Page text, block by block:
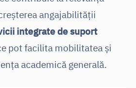
angajabilității
integrate de suport
pot facilita mobilitatea și
academică generală.